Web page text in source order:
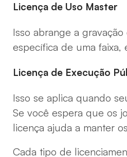
Licença de Uso Master
Isso abrange a
específica de uma faixa,
Licença de Execução
Isso se aplica quando
Se você espera que os
licença ajuda a manter
Cada tipo de